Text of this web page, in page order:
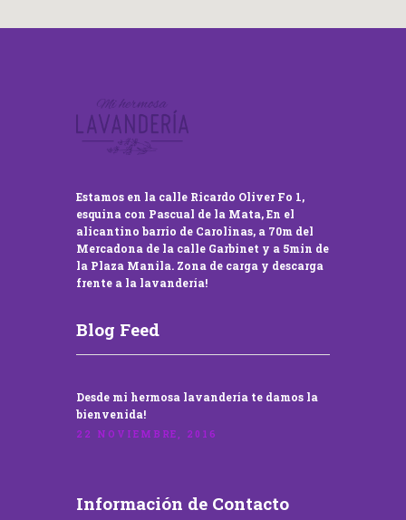
Estamos en la calle Ricardo Oliver Fo 1,
esquina con Pascual de la Mata, En el
alicantino barrio de Carolinas, a 70m del
Mercadona de la calle Garbinet y a 5min de
la Plaza Manila. Zona de carga y descarga
frente a la lavandería!
Blog Feed
Desde mi hermosa lavandería te damos la
bienvenida!
22 NOVIEMBRE, 2016
Información de Contacto